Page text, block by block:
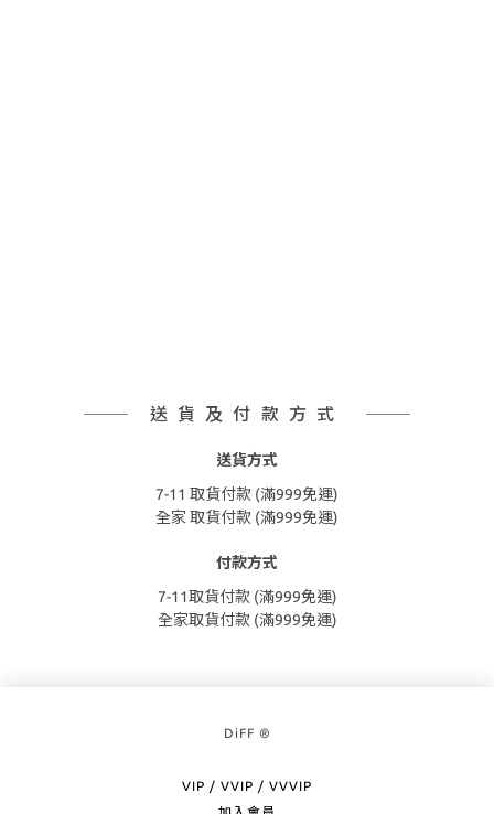
送貨及付款方式
送貨方式
7-11 取貨付款 (滿999免運)
全家 取貨付款 (滿999免運)
付款方式
7-11取貨付款 (滿999免運)
全家取貨付款 (滿999免運)
DiFF ®
VIP / VVIP / VVVIP